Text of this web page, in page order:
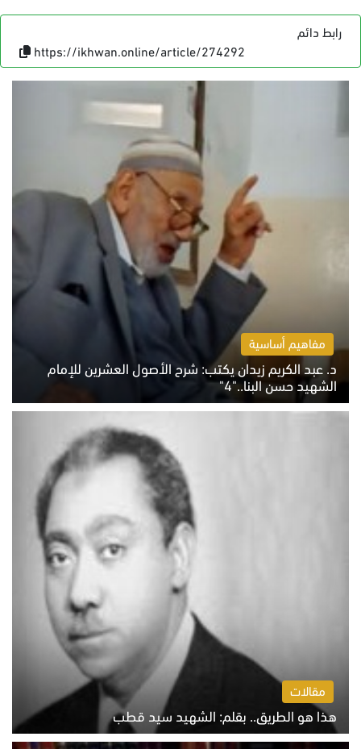
رابط دائم
https://ikhwan.online/article/274292
مفاهيم أساسية
د. عبد الكريم زيدان يكتب: شرح الأصول العشرين للإمام
الشهيد حسن البنا.."4"
الخميس 6 أغسطس 2026 10:27 ص
مقالات
هذا هو الطريق.. بقلم: الشهيد سيد قطب
الخميس 6 أغسطس 2026 10:52 ص